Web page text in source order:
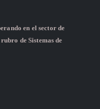
en el sector de
de Sistemas de